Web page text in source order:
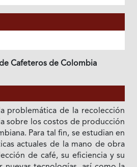
Cafeteros de Colombia
problemática de la recolección
sobre los costos de producción
Para tal fin, se estudian en
actuales de la mano de obra
de café, su eficiencia y su